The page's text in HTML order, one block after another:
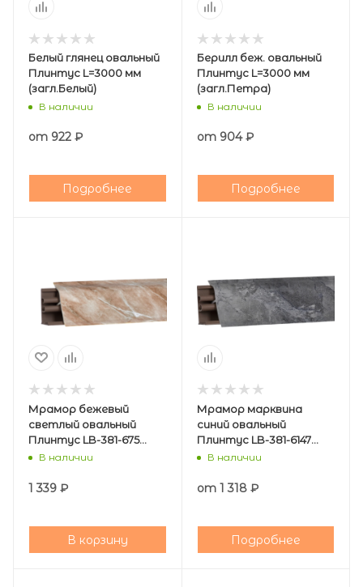
Белый глянец овальный
Плинтус L=3000 мм
(загл.Белый)
В наличии
от 922 ₽
Подробнее
Берилл беж. овальный
Плинтус L=3000 мм
(загл.Петра)
В наличии
от 904 ₽
Подробнее
Мрамор бежевый
светлый овальный
Плинтус LB-381-675
(загл.Петра)
В наличии
1 339 ₽
В корзину
Мрамор марквина
синий овальный
Плинтус LB-381-6147
(загл.Алюминий)
В наличии
от 1 318 ₽
Подробнее